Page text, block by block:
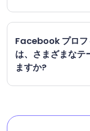
Facebook プロフ
は、さまざまなテ
ますか?